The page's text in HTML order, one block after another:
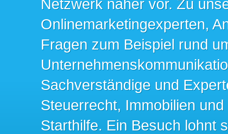
Netzwerk näher vor. Zu
Onlinemarketingexperten,
Fragen zum Beispiel rund
Sachverständige und
Steuerrecht, Immobilien
Starthilfe. Ein Besuch lohnt